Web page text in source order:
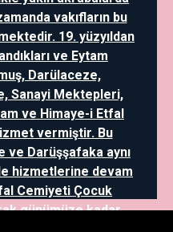
vakıfların bu
19. yüzyıldan
ve Eytam
Darülaceze,
Sanayi Mektepleri,
ve Himaye-i Etfal
vermiştir. Bu
ve Darüşşafaka aynı
hizmetlerine devam
Cemiyeti Çocuk
günümüze kadar